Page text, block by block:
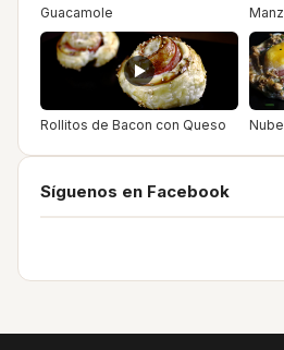
Guacamole
Rollitos de Bacon con Queso
Síguenos en Facebook